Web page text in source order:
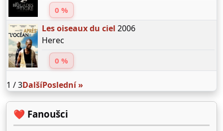
0 %
Les oiseaux du ciel 2006
Herec
0 %
1 / 3DalšíPoslední »
❤️ Fanoušci